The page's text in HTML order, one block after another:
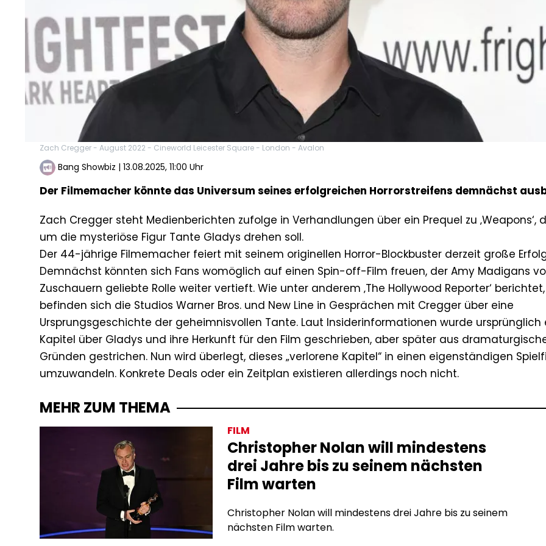
Zach Cregger - August 2022 - Cineworld Leicester Square - London - Avalon
Bang Showbiz | 13.08.2025, 11:00 Uhr
Der Filmemacher könnte das Universum seines erfolgreichen Horrorstreifens demnächst
Zach Cregger steht Medienberichten zufolge in Verhandlungen über ein Prequel zu ‚Weapons‘,
um die mysteriöse Figur Tante Gladys drehen soll.
Der 44-jährige Filmemacher feiert mit seinem originellen Horror-Blockbuster derzeit große
Demnächst könnten sich Fans womöglich auf einen Spin-off-Film freuen, der Amy Madigans
Zuschauern geliebte Rolle weiter vertieft. Wie unter anderem ‚The Hollywood Reporter‘ berichtet,
befinden sich die Studios Warner Bros. und New Line in Gesprächen mit Cregger über eine
Ursprungsgeschichte der geheimnisvollen Tante. Laut Insiderinformationen wurde ursprünglich
Kapitel über Gladys und ihre Herkunft für den Film geschrieben, aber später aus
Gründen gestrichen. Nun wird überlegt, dieses „verlorene Kapitel“ in einen eigenständigen
umzuwandeln. Konkrete Deals oder ein Zeitplan existieren allerdings noch nicht.
MEHR ZUM THEMA
FILM
Christopher Nolan will mindestens
drei Jahre bis zu seinem nächsten
Film warten
Christopher Nolan will mindestens drei Jahre bis zu seinem
nächsten Film warten.